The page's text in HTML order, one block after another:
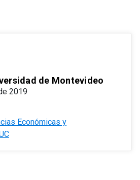
de Montevideo
2019
Económicas y